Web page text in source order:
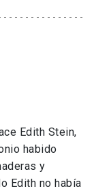
Edith Stein,
habido
y
Edith no había